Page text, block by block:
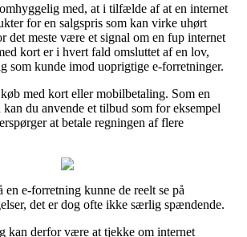
med, at i tilfælde af at en internet
for en salgspris som kan virke uhørt
det meste være et signal om en fup internet
kort er i hvert fald omsluttet af en lov,
som kunde imod uoprigtige e-forretninger.
med kort eller mobilbetaling. Som en
du anvende et tilbud som for eksempel
at betale regningen af flere
en e-forretning kunne de reelt se på
det er dog ofte ikke særlig spændende.
kan derfor være at tjekke om internet